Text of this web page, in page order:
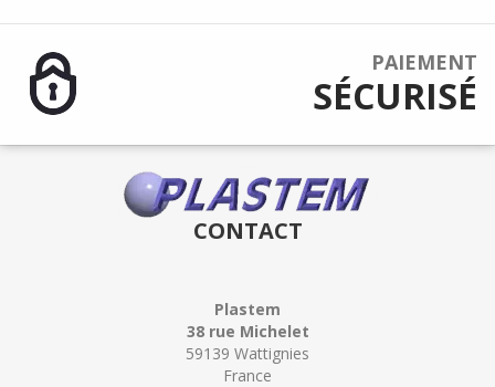
PAIEMENT
SÉCURISÉ
CONTACT
Plastem
38 rue Michelet
59139 Wattignies
France